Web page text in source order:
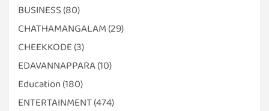
BUSINESS (80)
CHATHAMANGALAM (29)
CHEEKKODE (3)
EDAVANNAPPARA(10)
Education (180)
ENTERTAINMENT(474)